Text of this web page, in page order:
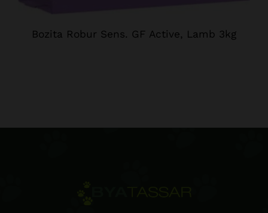
Bozita Robur Sens. GF Active, Lamb 3kg